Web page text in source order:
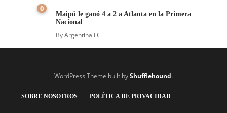
0
Maipú le ganó 4 a 2 a Atlanta en la Primera
Nacional
ByArgentina FC
WordPress Theme built byShufflehound.
SOBRE NOSOTROS POLÍTICA DE PRIVACIDAD